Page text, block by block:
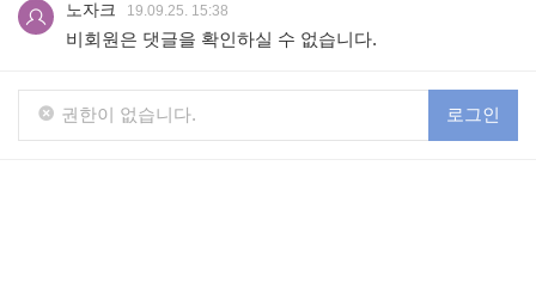
노자크 19.09.25. 15:38
비회원은 댓글을 확인하실 수 없습니다.
권한이 없습니다. 로그인